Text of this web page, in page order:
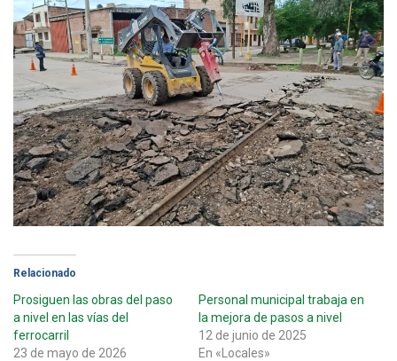
Relacionado
Prosiguen las obras del paso
a nivel en las vías del
ferrocarril
23 de mayo de 2026
Personal municipal trabaja en
la mejora de pasos a nivel
12 de junio de 2025
En «Locales»